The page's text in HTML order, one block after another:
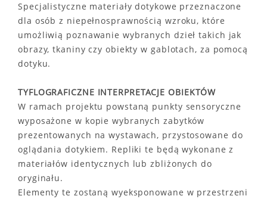
Specjalistyczne materiały dotykowe przeznaczone
dla osób z niepełnosprawnością wzroku, które
umożliwią poznawanie wybranych dzieł takich jak
obrazy, tkaniny czy obiekty w gablotach, za pomocą
dotyku.
TYFLOGRAFICZNE INTERPRETACJE OBIEKTÓW
W ramach projektu powstaną punkty sensoryczne
wyposażone w kopie wybranych zabytków
prezentowanych na wystawach, przystosowane do
oglądania dotykiem. Repliki te będą wykonane z
materiałów identycznych lub zbliżonych do
oryginału.
Elementy te zostaną wyeksponowane w przestrzeni